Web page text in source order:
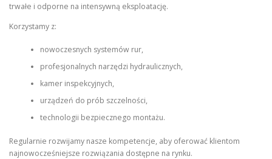
trwałe i odporne na intensywną eksploatację.
Korzystamy z:
nowoczesnych systemów rur,
profesjonalnych narzędzi hydraulicznych,
kamer inspekcyjnych,
urządzeń do prób szczelności,
technologii bezpiecznego montażu.
Regularnie rozwijamy nasze kompetencje, aby oferować klientom
najnowocześniejsze rozwiązania dostępne na rynku.